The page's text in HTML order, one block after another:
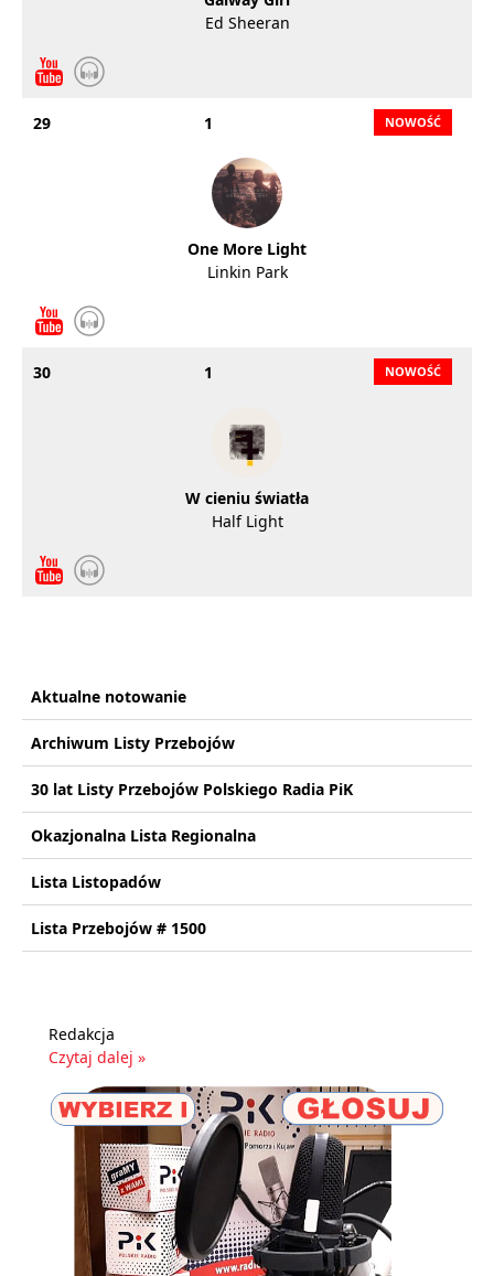
Ed Sheeran
29 1
One More Light
Linkin Park
30 1
W cieniu światła
Half Light
Aktualne notowanie
Archiwum Listy Przebojów
30 lat Listy Przebojów Polskiego Radia PiK
Okazjonalna Lista Regionalna
Lista Listopadów
Lista Przebojów # 1500
Redakcja
Czytaj dalej »